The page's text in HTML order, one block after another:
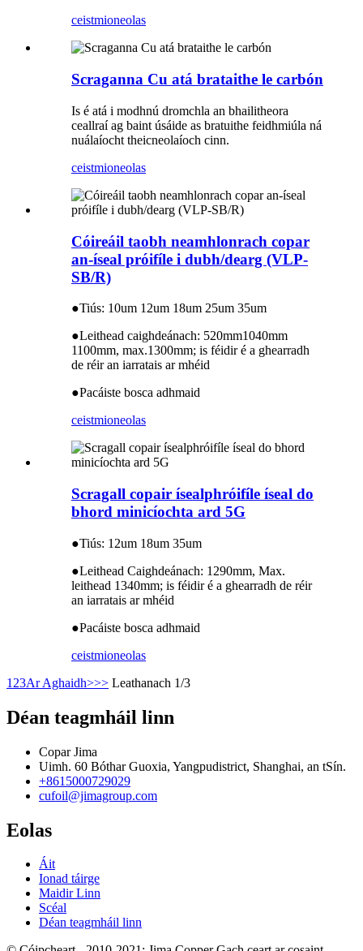
ceistmioneolas
Scraganna Cu atá brataithe le carbón
Is é atá i modhnú dromchla an bhailitheora
ceallraí ag baint úsáide as bratuithe feidhmiúla ná
nuálaíocht theicneolaíoch cinn.
ceistmioneolas
Cóireáil taobh neamhlonrach copar
an-íseal próifíle i dubh/dearg (VLP-
SB/R)
●Tiús: 10um 12um 18um 25um 35um
●Leithead caighdeánach: 520mm1040mm
1100mm, max.1300mm; is féidir é a ghearradh
de réir an iarratais ar mhéid
●Pacáiste bosca adhmaid
ceistmioneolas
Scragall copair ísealphróifíle íseal do
bhord minicíochta ard 5G
●Tiús: 12um 18um 35um
●Leithead Caighdeánach: 1290mm, Max.
leithead 1340mm; is féidir é a ghearradh de réir
an iarratais ar mhéid
●Pacáiste bosca adhmaid
ceistmioneolas
1 23Ar Aghaidh>>> Leathanach 1/3
Déan teagmháil linn
Copar Jima
Uimh. 60 Bóthar Guoxia, Yangpudistrict, Shanghai, an tSín.
+8615000729029
cufoil@jimagroup.com
Eolas
Áit
Ionad táirge
Maidir Linn
Scéal
Déan teagmháil linn